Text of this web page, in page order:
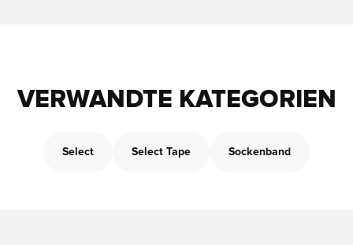
VERWANDTE KATEGORIEN
Select Select Tape Sockenband